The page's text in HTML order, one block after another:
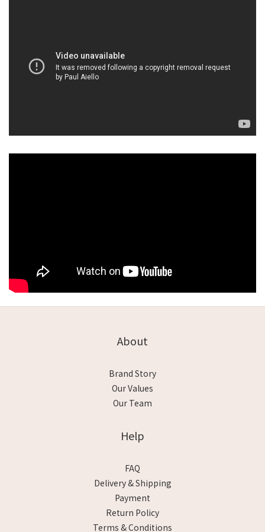
About
Brand Story
Our Values
Our Team
Help
FAQ
Delivery & Shipping
Payment
Return Policy
Terms & Conditions